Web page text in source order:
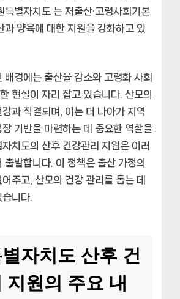
특별자치도 는 저출산·고령사회기본
과 양육에 대한 지원을 강화하고 있
배경에는 출산율 감소와 고령화 사회
현실이 자리 잡고 있습니다. 산모의
과 직결되며, 이는 더 나아가 지역
기반을 마련하는 데 중요한 역할을
치도의 산후 건강관리 지원은 이러
출발합니다. 이 정책은 출산 가정의
주고, 산모의 건강 관리를 돕는 데
니다.
자치도 산후 건
지원의 주요 내